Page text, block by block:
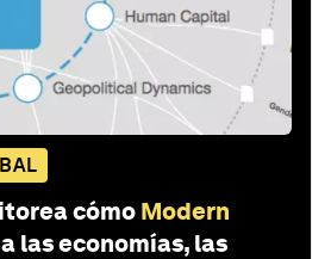
cómo Modern
las economías, las